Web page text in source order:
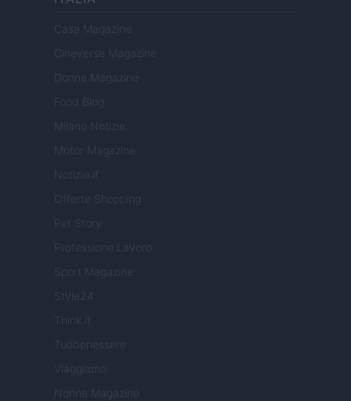
Casa Magazine
Cineverse Magazine
Donne Magazine
Food Blog
Milano Notizie
Motor Magazine
Notizie.it
Offerte Shopping
Professione Lavoro
Sport Magazine
Style24
Think.it
Tuobenessere
Viaggiamo
Nonne Magazine